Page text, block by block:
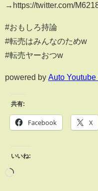
→https://twitter.com/
#おもしろ持論
#転売はみんなのためw
#転売ヤーおつw
powered by Auto
共有:
Facebook X
いいね: